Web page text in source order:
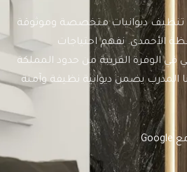
تنظيف ديوانيات متخصصة وموثوقة
الأحمدي. نفهم احتياجات
في الوفرة القريبة من حدود المملكة
المدرب يضمن ديوانية نظيفة وآمنة